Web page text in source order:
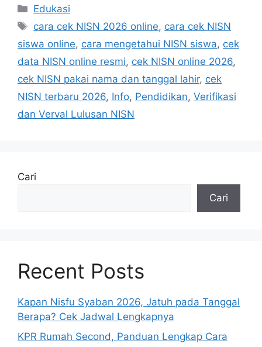
Kategori
Edukasi
Tag
cara cek NISN 2026 online, cara cek NISN
siswa online, cara mengetahui NISN siswa, cek
data NISN online resmi, cek NISN online 2026,
cek NISN pakai nama dan tanggal lahir, cek
NISN terbaru 2026, Info, Pendidikan, Verifikasi
dan Verval Lulusan NISN
Cari
Cari
Recent Posts
Kapan Nisfu Syaban 2026, Jatuh pada Tanggal
Berapa? Cek Jadwal Lengkapnya
KPR Rumah Second, Panduan Lengkap Cara